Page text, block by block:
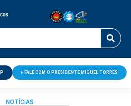
FALE COM O PRESIDENTE MIGUEL TORRES
NOTÍCIAS